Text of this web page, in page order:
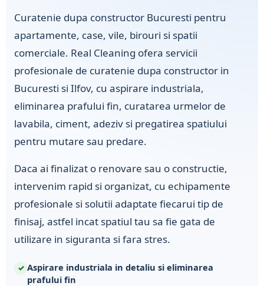
Curatenie dupa constructor Bucuresti pentru
apartamente, case, vile, birouri si spatii
comerciale. Real Cleaning ofera servicii
profesionale de curatenie dupa constructor in
Bucuresti si Ilfov, cu aspirare industriala,
eliminarea prafului fin, curatarea urmelor de
lavabila, ciment, adeziv si pregatirea spatiului
pentru mutare sau predare.
Daca ai finalizat o renovare sau o constructie,
intervenim rapid si organizat, cu echipamente
profesionale si solutii adaptate fiecarui tip de
finisaj, astfel incat spatiul tau sa fie gata de
utilizare in siguranta si fara stres.
Aspirare industriala in detaliu si eliminarea
prafului fin